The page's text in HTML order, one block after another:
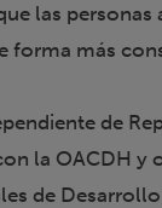
las
forma más
de
la OACDH
de Desarrollo